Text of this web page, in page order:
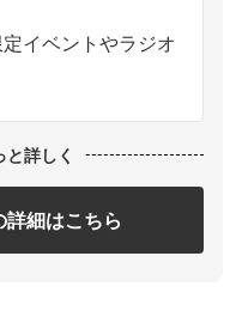
イベントやラジオ
詳しく
細はこちら